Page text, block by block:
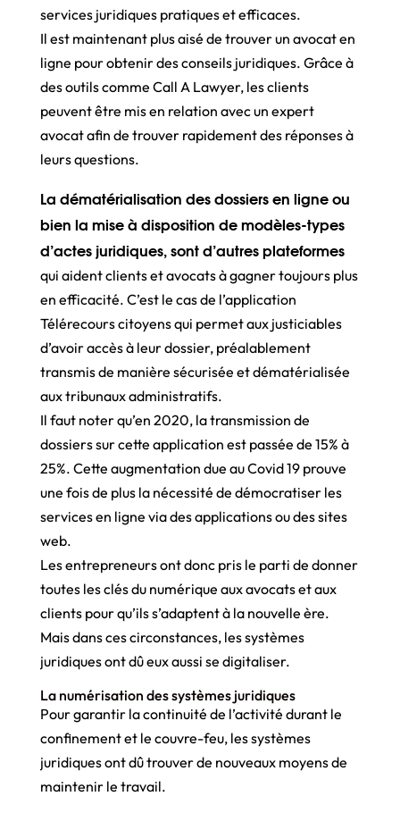
services juridiques pratiques et efficaces.
Il est maintenant plus aisé de trouver un avocat en
ligne pour obtenir des conseils juridiques. Grâce à
des outils comme Call A Lawyer, les clients
peuvent être mis en relation avec un expert
avocat afin de trouver rapidement des réponses à
leurs questions.
La dématérialisation des dossiers en ligne ou
bien la mise à disposition de modèles-types
d’actes juridiques, sont d’autres plateformes
qui aident clients et avocats à gagner toujours plus
en efficacité. C’est le cas de l’application
Télérecours citoyens qui permet aux justiciables
d’avoir accès à leur dossier, préalablement
transmis de manière sécurisée et dématérialisée
aux tribunaux administratifs.
Il faut noter qu’en 2020, la transmission de
dossiers sur cette application est passée de 15% à
25%. Cette augmentation due au Covid 19 prouve
une fois de plus la nécessité de démocratiser les
services en ligne via des applications ou des sites
web.
Les entrepreneurs ont donc pris le parti de donner
toutes les clés du numérique aux avocats et aux
clients pour qu’ils s’adaptent à la nouvelle ère.
Mais dans ces circonstances, les systèmes
juridiques ont dû eux aussi se digitaliser.
La numérisation des systèmes juridiques
Pour garantir la continuité de l’activité durant le
confinement et le couvre-feu, les systèmes
juridiques ont dû trouver de nouveaux moyens de
maintenir le travail.